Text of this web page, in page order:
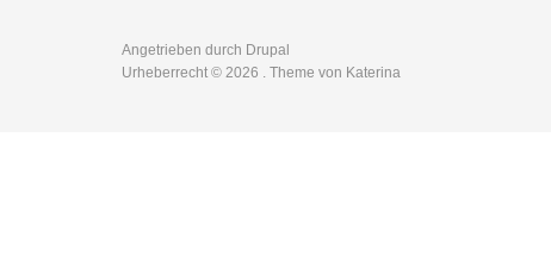
Angetrieben durch Drupal
Urheberrecht © 2026 . Theme von Katerina